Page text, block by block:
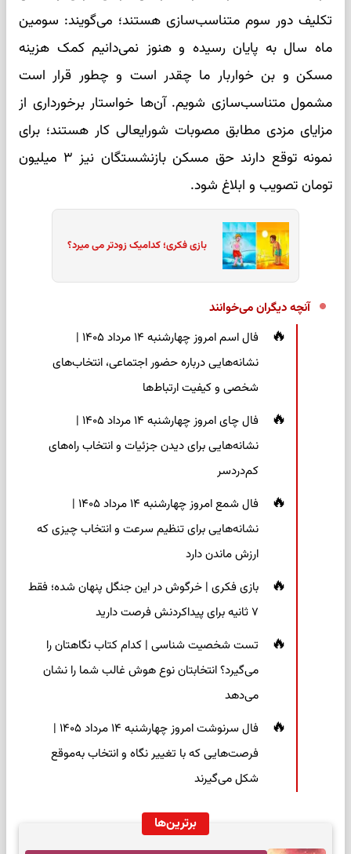
تکلیف دور سوم متناسب‌سازی هستند؛ می‌گویند: سومین
ماه سال به پایان رسیده و هنوز نمی‌دانیم کمک هزینه
مسکن و بن خواربار ما چقدر است و چطور قرار است
مشمول متناسب‌سازی شویم. آن‌ها خواستار برخورداری از
مزایای مزدی مطابق مصوبات شورایعالی کار هستند؛ برای
نمونه توقع دارند حق مسکن بازنشستگان نیز ۳ میلیون
تومان تصویب و ابلاغ شود.
بازی فکری؛ کدامیک زودتر می میرد؟
آنچه دیگران می‌خوانند
فال اسم امروز چهارشنبه ۱۴ مرداد ۱۴۰۵ |
نشانه‌هایی درباره حضور اجتماعی، انتخاب‌های
شخصی و کیفیت ارتباط‌ها
فال چای امروز چهارشنبه ۱۴ مرداد ۱۴۰۵ |
نشانه‌هایی برای دیدن جزئیات و انتخاب راه‌های
کم‌دردسر
فال شمع امروز چهارشنبه ۱۴ مرداد ۱۴۰۵ |
نشانه‌هایی برای تنظیم سرعت و انتخاب چیزی که
ارزش ماندن دارد
بازی فکری | خرگوش در این جنگل پنهان شده؛ فقط
۷ ثانیه برای پیداکردنش فرصت دارید
تست شخصیت شناسی | کدام کتاب نگاهتان را
می‌گیرد؟ انتخابتان نوع هوش غالب شما را نشان
می‌دهد
فال سرنوشت امروز چهارشنبه ۱۴ مرداد ۱۴۰۵ |
فرصت‌هایی که با تغییر نگاه و انتخاب به‌موقع
شکل می‌گیرند
برترین‌ها